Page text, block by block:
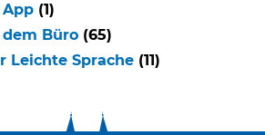
(1)
dem Büro (65)
Leichte Sprache (11)